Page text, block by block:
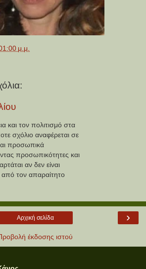
μ.μ.
και τον πολιτισμό στα
σχόλιο αναφέρεται σε
προσωπικά
προσωπικότητες και
αν δεν είναι
τον απαραίτητο
›
Αρχική σελίδα
έκδοσης ιστού